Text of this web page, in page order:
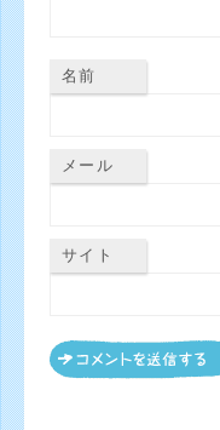
名前
メール
サイト